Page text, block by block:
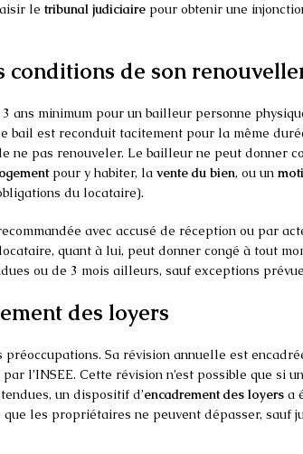
le tribunal judiciaire pour obtenir une
conditions de son
ans minimum pour un bailleur personne
bail est reconduit tacitement pour la même
ne pas renouveler. Le bailleur ne peut donner
pour y habiter, la vente du bien, ou un
du locataire).
avec accusé de réception ou par
quant à lui, peut donner congé à tout
ou de 3 mois ailleurs, sauf exceptions
des loyers
Sa révision annuelle est
l’INSEE. Cette révision n’est possible que si
un dispositif d’encadrement des loyers a
les propriétaires ne peuvent dépasser, sauf